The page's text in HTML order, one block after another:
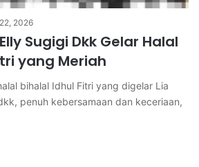
2026
Sugigi Dkk Gelar Halal
yang Meriah
bihalal Idhul Fitri yang digelar Lia
penuh kebersamaan dan keceriaan,